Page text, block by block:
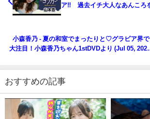
ア‼︎ 過去イチ大人なあんころ
小森香乃 - 夏の和室でまったりと♡グラビア界で
大注目！小森香乃ちゃん1stDVDより (Jul 05,
おすすめの記事